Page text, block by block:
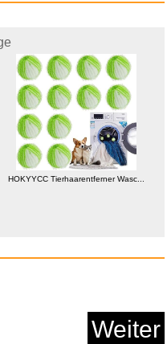
Anzeige
HOKYYCC Tierhaarentferner Wasc...
Weiter